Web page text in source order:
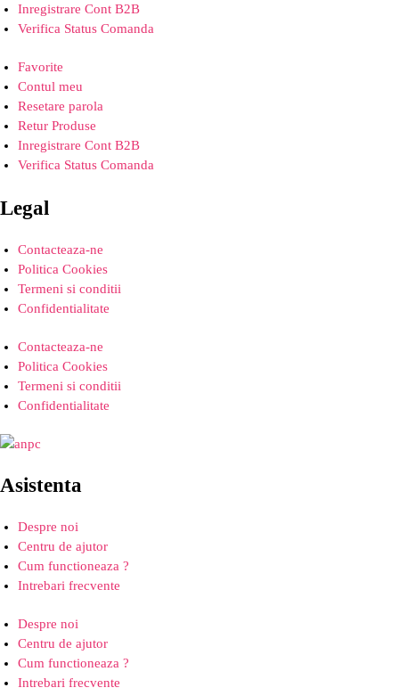
Inregistrare Cont B2B
Verifica Status Comanda
Favorite
Contul meu
Resetare parola
Retur Produse
Inregistrare Cont B2B
Verifica Status Comanda
Legal
Contacteaza-ne
Politica Cookies
Termeni si conditii
Confidentialitate
Contacteaza-ne
Politica Cookies
Termeni si conditii
Confidentialitate
Asistenta
Despre noi
Centru de ajutor
Cum functioneaza ?
Intrebari frecvente
Despre noi
Centru de ajutor
Cum functioneaza ?
Intrebari frecvente